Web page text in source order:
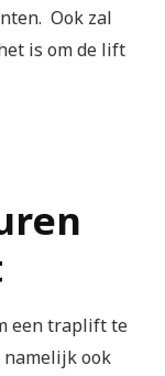
Ook zal
is om de lift
een traplift te
ook